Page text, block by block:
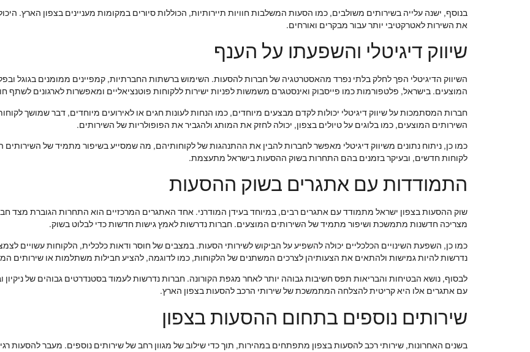
בנוסף, ישנה עלייה בשירותים משולבים, כמו הסעות המשלבות חוויות תיירותיות, הכוללות סיורים במקומות מעניינים בצפון הארץ.
את השירות לאטרקטיבי יותר עבור מבקרים ואורחים.
שיווק דיגיטלי והשפעתו על הענף
השיווק הדיגיטלי הפך לחלק בלתי נפרד מהאסטרטגיה של חברות להסעות. השימוש ברשתות החברתיות, קמפיינים ממומנים בגוגל
המוצעים. בישראל, פלטפורמות כמו פייסבוק ואינסטגרם משמשות לפניות ישירות ללקוחות פוטנציאליים ומאפשרות לארגונים לשתף
חברות המסתמכות על שיווק דיגיטלי יכולות לקדם מבצעים מיוחדים, כמו הנחות לעונות חגים או לאירועים מיוחדים, דבר שמושך
השירותים המוצעים, כמו בלוגים על טיולים בצפון, יכולה לחזק את המותג ולהגביר את הפופולריות של השירותים.
כמו כן, ניתוח נתונים משיווק דיגיטלי מאפשר לחברות להבין את ההתנהגות של לקוחותיהם, מה שמסייע בשיפור מתמיד של
לקוחות חדשים, ובעיקר בזמנים בהם התחרות בשוק ההסעות בישראל מתעצמת.
התמודדות עם אתגרים בשוק ההסעות
שוק ההסעות בצפון ישראל מתמודד עם אתגרים רבים, במיוחד בעידן המודרני. אחד האתגרים המרכזיים הוא התחרות הגוברת מצד
מצריכה חדשנות מתמשכת ושיפור מתמיד של השירותים המוצעים. חברות נדרשות לאמץ גישות חדשות כדי לבלוט בשוק.
כמו כן, השפעת השינויים הכלכליים יכולה להשפיע על הביקוש לשירותי הסעות. במצבים של חוסר ודאות כלכלית, הלקוחות עשויים
נדרשות להיות גמישות ולהתאים את הצעותיהן לצרכים המשתנים של הלקוחות, כמו לדוגמה, להציע חבילות משתלמות או שירותים
לבסוף, נושא הבטיחות והבריאות תפס חשיבות גבוהה יותר לאחר מגפת הקורונה. חברות נדרשות לעמוד בסטנדרטים גבוהים של
עם אתגרים אלו היא קריטית להצלחה המתמשכת של שירותי הרכב להסעות בצפון הארץ.
שירותים נוספים בתחום ההסעות בצפון
בשנים האחרונות, שירותי רכב להסעות בצפון מתפתחים במהירות, תוך כדי שילוב של מגוון רחב של שירותים נוספים. מעבר להסעות